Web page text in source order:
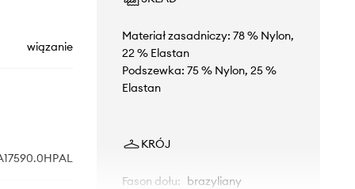
wiązanie
Materiał zasadniczy: 78 % Nylon,
22 % Elastan
Podszewka: 75 % Nylon, 25 %
Elastan
KRÓJ
Fason dołu: brazyliany